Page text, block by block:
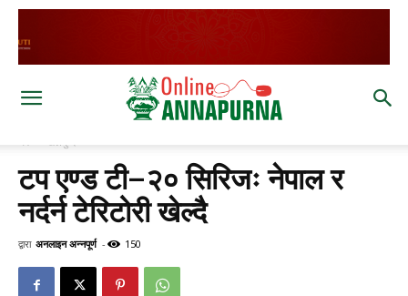
घर खेलकुद
टप एण्ड टी–२० सिरिजः नेपाल र
नर्दर्न टेरिटोरी खेल्दै
द्वारा अनलाइन अन्नपूर्ण - 150